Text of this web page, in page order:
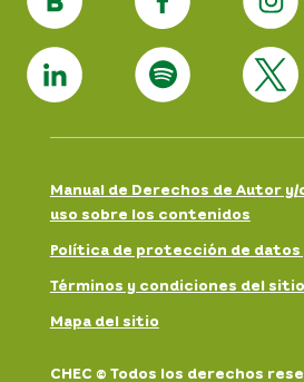
Manual de Derechos de Autor
uso sobre los contenidos
Política de protección de datos
Términos y condiciones del sitio
Mapa del sitio
CHEC © Todos los derechos